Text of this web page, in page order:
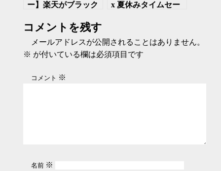
ー】楽天がブラック
開催 11月20日～27
x 夏休みタイムセー
31日～8月4日
コメントを残す
メールアドレスが公開されることはありません。
※ が付いている欄は必須項目です
コメント ※
名前 ※